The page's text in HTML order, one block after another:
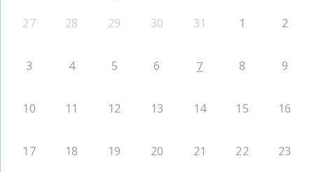
27 28 29 30 31 1 2
3 4 5 6 7 8 9
10 11 12 13 14 15 16
17 18 19 20 21 22 23